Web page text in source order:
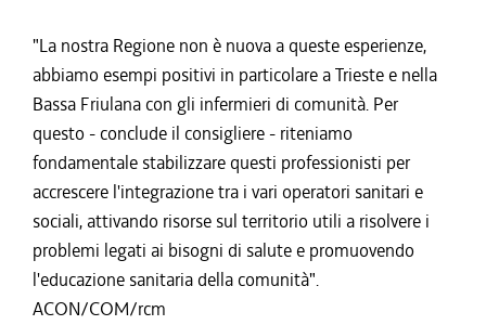
"La nostra Regione non è nuova a queste esperienze,
abbiamo esempi positivi in particolare a Trieste e nella
Bassa Friulana con gli infermieri di comunità. Per
questo - conclude il consigliere - riteniamo
fondamentale stabilizzare questi professionisti per
accrescere l'integrazione tra i vari operatori sanitari e
sociali, attivando risorse sul territorio utili a risolvere i
problemi legati ai bisogni di salute e promuovendo
l'educazione sanitaria della comunità".
ACON/COM/rcm